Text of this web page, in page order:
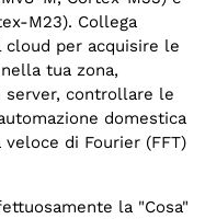
M23). Collega
cloud per acquisire le
tua zona,
server, controllare le
domestica
di Fourier (FFT)
la "Cosa"